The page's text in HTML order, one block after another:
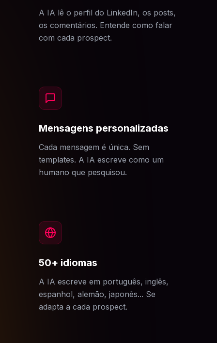
A IA lê o perfil do LinkedIn, os posts,
os comentários. Entende como falar
com cada prospect.
Mensagens personalizadas
Cada mensagem é única. Sem
templates. A IA escreve como um
humano que pesquisou.
50+ idiomas
A IA escreve em português, inglês,
espanhol, alemão, japonês... Se
adapta a cada prospect.